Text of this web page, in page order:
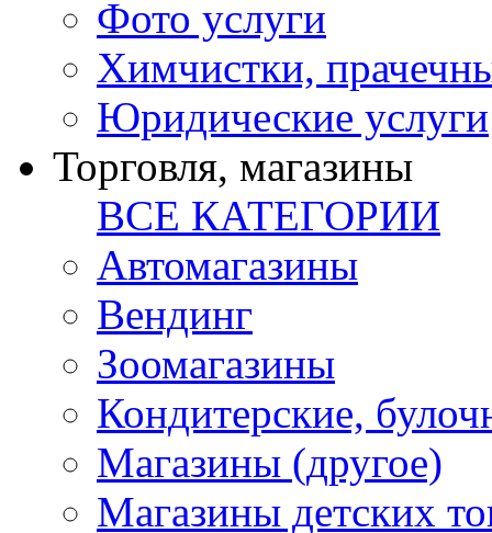
Фото услуги
Химчистки,
Юридические услуги
Торговля, магазины
ВСЕ КАТЕГОРИИ
Автомагазины
Вендинг
Зоомагазины
Кондитерские,
Магазины (другое)
Магазины детских